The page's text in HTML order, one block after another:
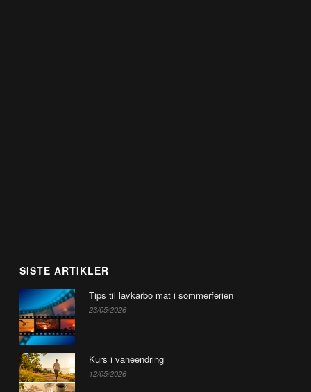
SISTE ARTIKLER
Tips til lavkarbo mat i sommerferien
23/05/2026
Kurs i vaneendring
12/05/2026